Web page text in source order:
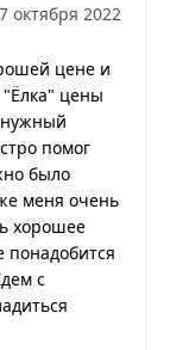
7 октября 2022
цене и
"Ёлка" цены
нужный
помог
было
меня очень
хорошее
понадобится
с